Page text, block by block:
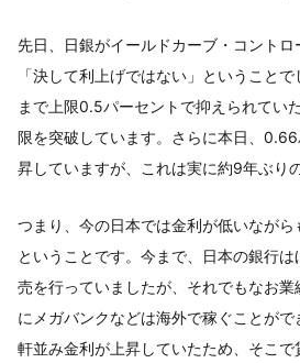
先日、日銀がイールドカーブ・コントロ
「決して利上げではない」ということ
まで上限0.5パーセントで抑えられてい
限を突破しています。さらに本日、
昇していますが、これは実に約9年ぶり
つまり、今の日本では金利が低いなが
ということです。今まで、日本の銀行
売を行っていましたが、それでもなお
にメガバンクなどは海外で稼ぐことが
軒並み金利が上昇していたため、そこ